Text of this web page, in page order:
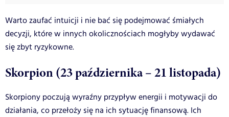
Warto zaufać intuicji i nie bać się podejmować śmiałych
decyzji, które w innych okolicznościach mogłyby wydawać
się zbyt ryzykowne.
Skorpion (23 października – 21 listopada)
Skorpiony poczują wyraźny przypływ energii i motywacji do
działania, co przełoży się na ich sytuację finansową. Ich